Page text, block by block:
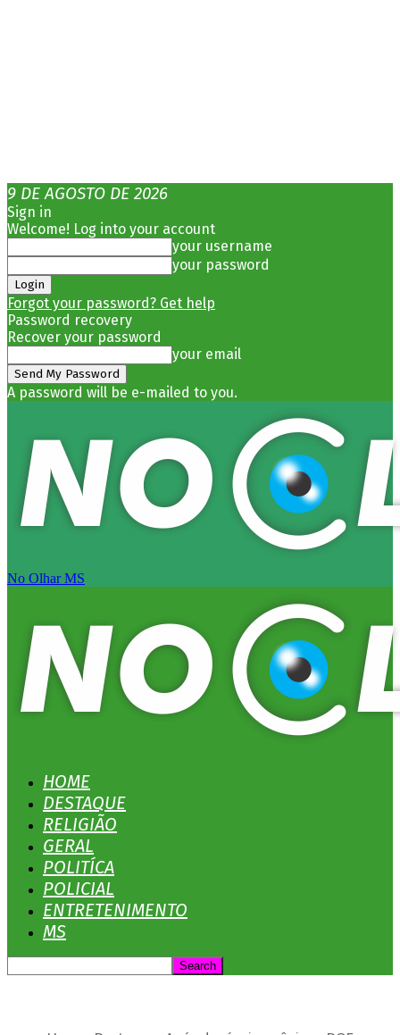
9 DE AGOSTO DE 2026
Sign in
Welcome! Log into your account
your username
your password
Forgot your password? Get help
Password recovery
Recover your password
your email
A password will be e-mailed to you.
No Olhar MS
HOME
DESTAQUE
RELIGIÃO
GERAL
POLITÍCA
POLICIAL
ENTRETENIMENTO
MS